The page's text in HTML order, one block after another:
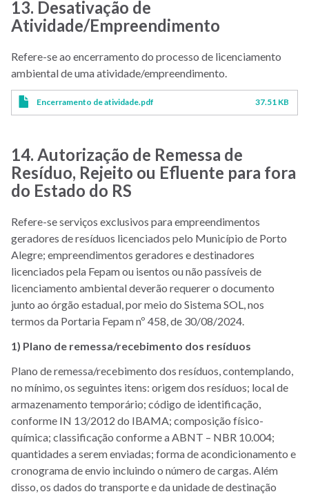
13. Desativação de
Atividade/Empreendimento
Refere-se ao encerramento do processo de licenciamento
ambiental de uma atividade/empreendimento.
Encerramento de atividade.pdf 37.51 KB
14. Autorização de Remessa de
Resíduo, Rejeito ou Efluente para fora
do Estado do RS
Refere-se serviços exclusivos para empreendimentos
geradores de resíduos licenciados pelo Município de Porto
Alegre; empreendimentos geradores e destinadores
licenciados pela Fepam ou isentos ou não passíveis de
licenciamento ambiental deverão requerer o documento
junto ao órgão estadual, por meio do Sistema SOL, nos
termos da Portaria Fepam nº 458, de 30/08/2024.
1) Plano de remessa/recebimento dos resíduos
Plano de remessa/recebimento dos resíduos, contemplando,
no mínimo, os seguintes itens: origem dos resíduos; local de
armazenamento temporário; código de identificação,
conforme IN 13/2012 do IBAMA; composição físico-
química; classificação conforme a ABNT – NBR 10.004;
quantidades a serem enviadas; forma de acondicionamento e
cronograma de envio incluindo o número de cargas. Além
disso, os dados do transporte e da unidade de destinação